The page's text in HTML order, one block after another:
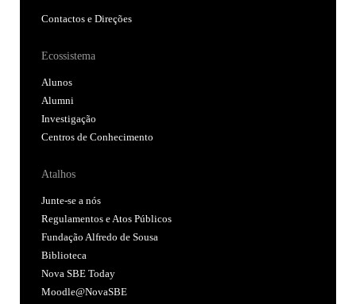
Contactos e Direções
Ecossistema
Alunos
Alumni
Investigação
Centros de Conhecimento
Atalhos
Junte-se a nós
Regulamentos e Atos Públicos
Fundação Alfredo de Sousa
Biblioteca
Nova SBE Today
Moodle@NovaSBE